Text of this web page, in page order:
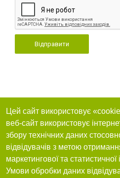
Відправити
Цей сайт використовує
веб-сайт використовує
збору технічних даних
відвідувачів з метою
маркетингової та статистичної
Умови обробки даних